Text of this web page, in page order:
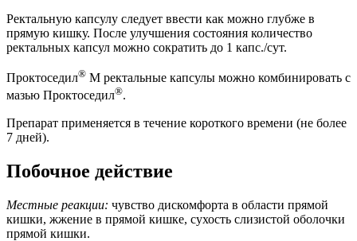
Ректальную капсулу следует ввести как можно глубже в
прямую кишку. После улучшения состояния количество
ректальных капсул можно сократить до 1 капс./сут.
Проктоседил® М ректальные капсулы можно комбинировать с
мазью Проктоседил®.
Препарат применяется в течение короткого времени (не более
7 дней).
Побочное действие
Местные реакции: чувство дискомфорта в области прямой
кишки, жжение в прямой кишке, сухость слизистой оболочки
прямой кишки.